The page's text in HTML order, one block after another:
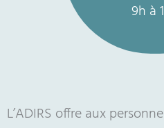
9h à
L’ADIRS offre aux